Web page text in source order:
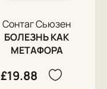
Сонтаг Сьюзен
БОЛЕЗНЬ КАК
МЕТАФОРА
£19.88